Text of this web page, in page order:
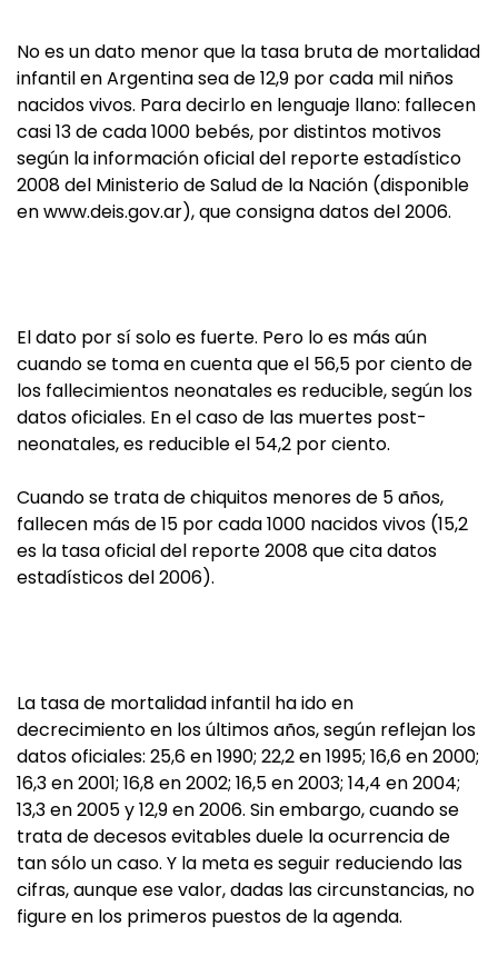
No es un dato menor que la tasa bruta de mortalidad
infantil en Argentina sea de 12,9 por cada mil niños
nacidos vivos. Para decirlo en lenguaje llano: fallecen
casi 13 de cada 1000 bebés, por distintos motivos
según la información oficial del reporte estadístico
2008 del Ministerio de Salud de la Nación (disponible
en www.deis.gov.ar), que consigna datos del 2006.
El dato por sí solo es fuerte. Pero lo es más aún
cuando se toma en cuenta que el 56,5 por ciento de
los fallecimientos neonatales es reducible, según los
datos oficiales. En el caso de las muertes post-
neonatales, es reducible el 54,2 por ciento.
Cuando se trata de chiquitos menores de 5 años,
fallecen más de 15 por cada 1000 nacidos vivos (15,2
es la tasa oficial del reporte 2008 que cita datos
estadísticos del 2006).
La tasa de mortalidad infantil ha ido en
decrecimiento en los últimos años, según reflejan los
datos oficiales: 25,6 en 1990; 22,2 en 1995; 16,6 en 2000;
16,3 en 2001; 16,8 en 2002; 16,5 en 2003; 14,4 en 2004;
13,3 en 2005 y 12,9 en 2006. Sin embargo, cuando se
trata de decesos evitables duele la ocurrencia de
tan sólo un caso. Y la meta es seguir reduciendo las
cifras, aunque ese valor, dadas las circunstancias, no
figure en los primeros puestos de la agenda.